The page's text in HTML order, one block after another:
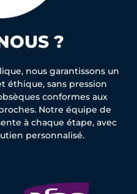
?
nous garantissons un
éthique, sans pression
conformes aux
Notre équipe de
à chaque étape, avec
personnalisé.